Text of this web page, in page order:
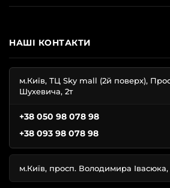
НАШІ КОНТАКТИ
м.Київ, ТЦ Sky mall (2й поверх),
Шухевича, 2т
+38 050 98 078 98
+38 093 98 078 98
м.Київ, просп. Володимира